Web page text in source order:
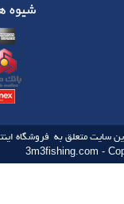
شیوه
سایت متعلق به فروشگاه
3m3fishing.com -